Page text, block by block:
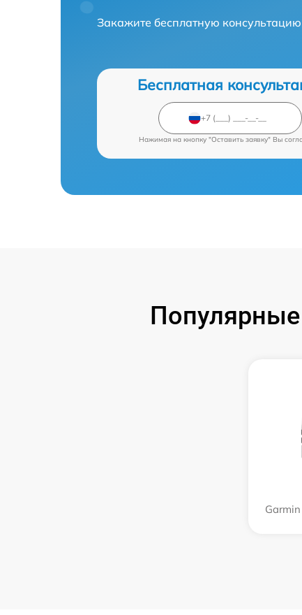
Закажите бесплатную консультацию
Бесплатная
Нажимая на кнопку "Оставить заявку" Вы